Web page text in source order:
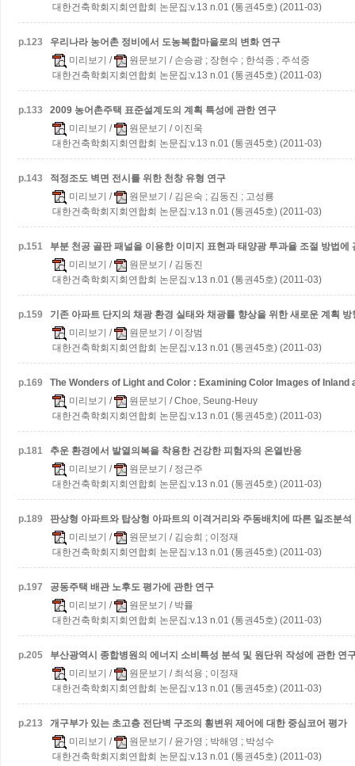
대한건축학회지회연합회 논문집:v.13 n.01 (통권45호) (2011-03)
p.123
우리나라 농어촌 정비에서 도농복합마을로의 변화 연구
미리보기 / 원문보기 / 손승광 ; 장현수 ; 한석종 ; 주석중
대한건축학회지회연합회 논문집:v.13 n.01 (통권45호) (2011-03)
p.133
2009 농어촌주택 표준설계도의 계획 특성에 관한 연구
미리보기 / 원문보기 / 이진욱
대한건축학회지회연합회 논문집:v.13 n.01 (통권45호) (2011-03)
p.143
적정조도 벽면 전시를 위한 천창 유형 연구
미리보기 / 원문보기 / 김은숙 ; 김동진 ; 고성룡
대한건축학회지회연합회 논문집:v.13 n.01 (통권45호) (2011-03)
p.151
부분 천공 골판 패널을 이용한 이미지 표현과 태양광 투과율 조절 방법에
미리보기 / 원문보기 / 김동진
대한건축학회지회연합회 논문집:v.13 n.01 (통권45호) (2011-03)
p.159
기존 아파트 단지의 채광 환경 실태와 채광률 향상을 위한 새로운 계획 방
미리보기 / 원문보기 / 이장범
대한건축학회지회연합회 논문집:v.13 n.01 (통권45호) (2011-03)
p.169
The Wonders of Light and Color : Examining Color Images of Inland
미리보기 / 원문보기 / Choe, Seung-Heuy
대한건축학회지회연합회 논문집:v.13 n.01 (통권45호) (2011-03)
p.181
추운 환경에서 발열의복을 착용한 건강한 피험자의 온열반응
미리보기 / 원문보기 / 정근주
대한건축학회지회연합회 논문집:v.13 n.01 (통권45호) (2011-03)
p.189
판상형 아파트와 탑상형 아파트의 이격거리와 주동배치에 따른 일조분석
미리보기 / 원문보기 / 김승희 ; 이정재
대한건축학회지회연합회 논문집:v.13 n.01 (통권45호) (2011-03)
p.197
공동주택 배관 노후도 평가에 관한 연구
미리보기 / 원문보기 / 박률
대한건축학회지회연합회 논문집:v.13 n.01 (통권45호) (2011-03)
p.205
부산광역시 종합병원의 에너지 소비특성 분석 및 원단위 작성에 관한 연
미리보기 / 원문보기 / 최석용 ; 이정재
대한건축학회지회연합회 논문집:v.13 n.01 (통권45호) (2011-03)
p.213
개구부가 있는 초고층 전단벽 구조의 횡변위 제어에 대한 중심코어 평가
미리보기 / 원문보기 / 윤가영 ; 박해영 ; 박성수
대한건축학회지회연합회 논문집:v.13 n.01 (통권45호) (2011-03)